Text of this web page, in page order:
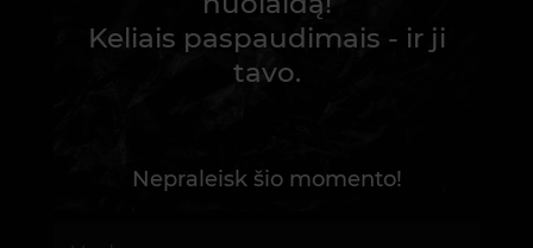
Keliais paspaudimais - ir ji
tavo.
Nepraleisk šio momento!